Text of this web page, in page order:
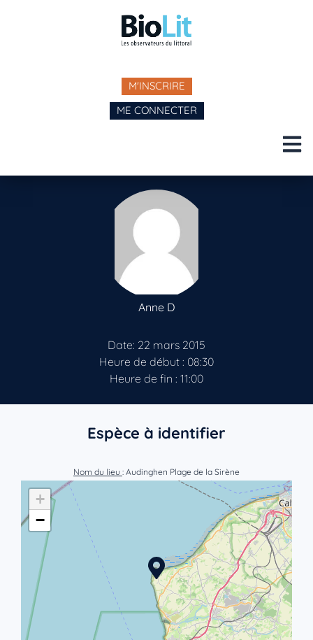
M'INSCRIRE
ME CONNECTER
Anne D
Date: 22 mars 2015
Heure de début : 08:30
Heure de fin : 11:00
Espèce à identifier
Nom du lieu : Audinghen Plage de la Sirène
+
−